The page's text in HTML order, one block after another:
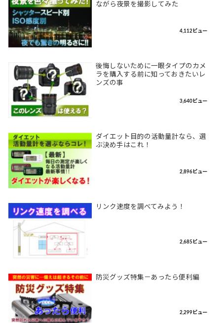
ながら夜景を撮影してみた
4,112ビュー
後悔しないために一眼タイプのカメ
ラを購入する前に知っておきたいレ
ンズの事
3,640ビュー
ダイエット目的の活動量計なら、選
ぶ決め手はこれ！
2,896ビュー
リンク速度を調べてみよう！
2,685ビュー
防災グッズ特集－あったら便利編
2,299ビュー